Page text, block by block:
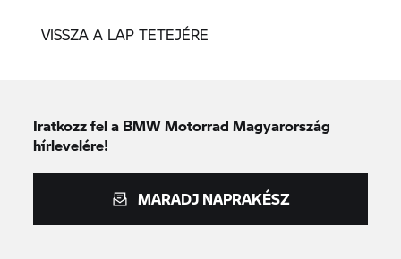
VISSZA A LAP TETEJÉRE
Iratkozz fel a BMW Motorrad Magyarország
hírlevelére!
MARADJ NAPRAKÉSZ